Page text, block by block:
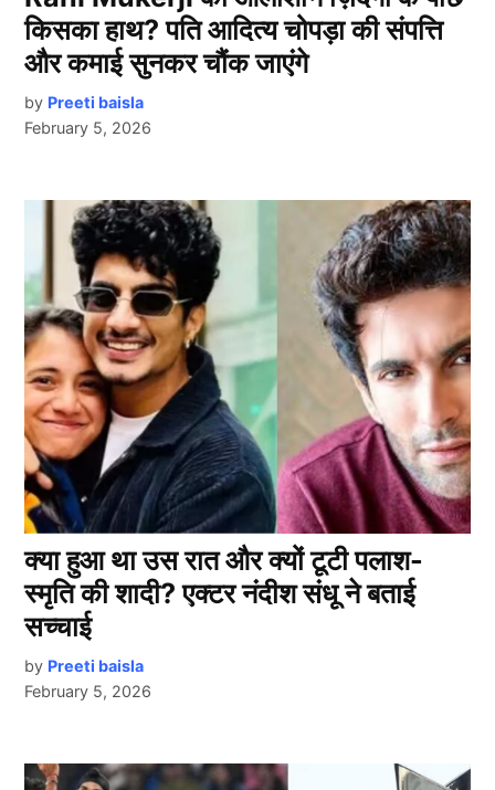
किसका हाथ? पति आदित्य चोपड़ा की संपत्ति
और कमाई सुनकर चौंक जाएंगे
by Preeti baisla
February 5, 2026
क्या हुआ था उस रात और क्यों टूटी पलाश-
स्मृति की शादी? एक्टर नंदीश संधू ने बताई
सच्चाई
by Preeti baisla
February 5, 2026